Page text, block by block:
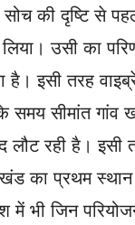
की दृष्टि से
लिया। उसी का
है। इसी तरह
समय सीमांत गांव
लौट रही है। इसी
का प्रथम
में भी जिन